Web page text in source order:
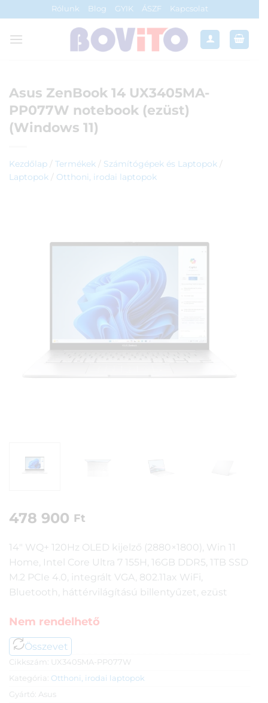
to
content
Rólunk Blog GYIK ÁSZF Kapcsolat
Asus ZenBook 14 UX3405MA-
PP077W notebook (ezüst)
(Windows 11)
Kezdőlap / Termékek / Számítógépek és Laptopok /
Laptopok / Otthoni, irodai laptopok
478 900 Ft
14″ WQ+ 120Hz OLED kijelző (2880×1800), Win 11
Home, Intel Core Ultra 7 155H, 16GB DDR5, 1TB SSD
M.2 PCIe 4.0, integrált VGA, 802.11ax WiFi,
Bluetooth, háttérvilágítású billentyűzet, ezüst
Nem rendelhető
Összevet
Cikkszám: UX3405MA-PP077W
Kategória: Otthoni, irodai laptopok
Gyártó: Asus